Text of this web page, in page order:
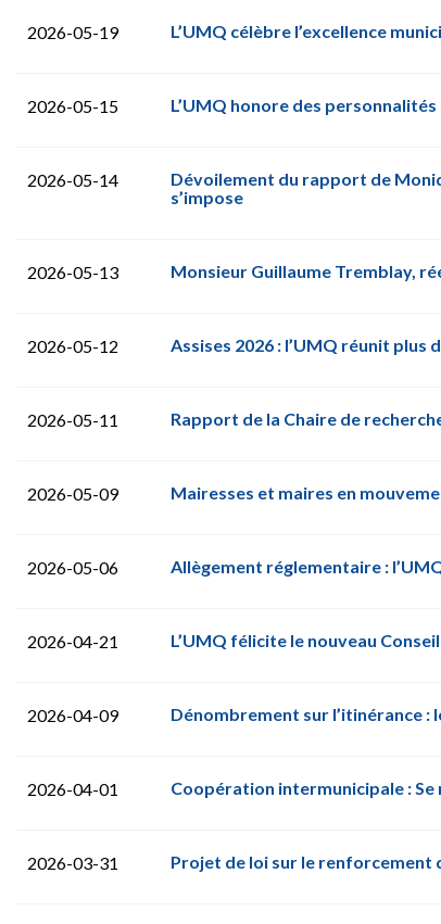
2026-05-19 L’UMQ célèbre l’excellence
2026-05-15 L’UMQ honore des
2026-05-14
Dévoilement du rapport de
s’impose
2026-05-13 Monsieur Guillaume Tremblay,
2026-05-12 Assises 2026 : l’UMQ réunit plus
2026-05-11 Rapport de la Chaire de
2026-05-09 Mairesses et maires en
2026-05-06 Allègement réglementaire :
2026-04-21 L’UMQ félicite le nouveau
2026-04-09 Dénombrement sur l’itinérance :
2026-04-01 Coopération intermunicipale :
2026-03-31 Projet de loi sur le renforcement